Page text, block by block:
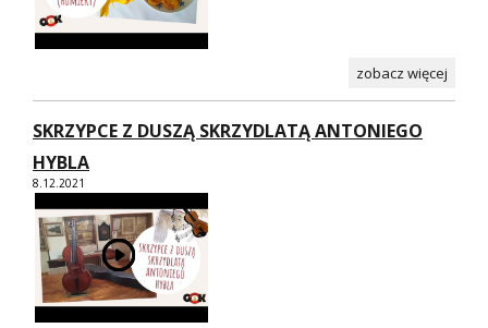
zobacz więcej
SKRZYPCE Z DUSZĄ SKRZYDLATĄ ANTONIEGO
HYBLA
8.12.2021